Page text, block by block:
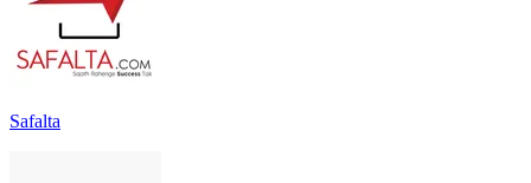
Safalta